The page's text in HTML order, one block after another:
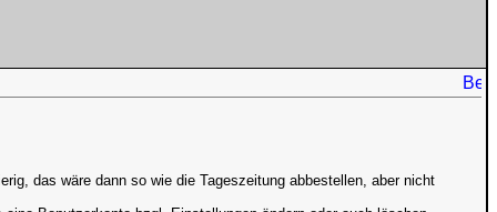
das wäre dann so wie die Tageszeitung abbestellen, aber nicht